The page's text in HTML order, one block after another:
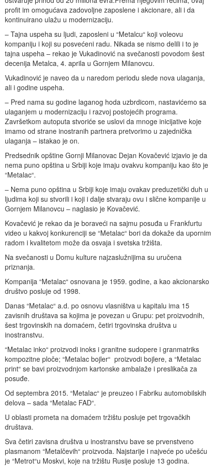
profit im omogućava zadovoljne zaposlene i akcionare, ali i da
kontinuirano ulažu u modernizaciju.
– Tajna uspeha su ljudi, zaposleni u “Metalcu“ koji voleovu
kompaniju i koji su posvećeni radu. Nikada se nismo delili i to je
tajna uspeha – rekao je Vukadinović na svečanosti povodom šest
decenija Metalca, 4. aprila u Gornjem Milanovcu.
Vukadinović je naveo da u naredom periodu slede nova ulaganja,
ali i godine uspeha.
– Pred nama su godine laganog hoda uzbrdicom, nastavićemo sa
ulaganjem u modernizaciju i razvoj postojećih programa.
Završetkom autoputa stvoriće se uslovi da mnoge inicijative koje
imamo od strane inostranih partnera pretvorimo u zajednička
ulaganja – istakao je on.
Predsednik opštine Gornji Milanovac Dejan Kovačević izjavio je da
nema puno opština u Srbiji koje imaju ovakvu kompaniju kao što je
“Metalac“.
– Nema puno opština u Srbiji koje imaju ovakav preduzetički duh u
ljudima koji su stvorili i koji i dalje stvaraju ovu i slične kompanije u
Gornjem Milanovcu – naglasio je Kovačević.
Kovačević je rekao da je boraveći na sajmu posuđa u Frankfurtu
video u kakvoj konkurenciji se “Metalac“ bori da dokaže da upornim
radom i kvalitetom može da osvaja i svetska tržišta.
Na svečanosti u Domu kulture najzaslužnijima su uručena
priznanja.
Kompanija “Metalac“ osnovana je 1959. godine, a kao akcionarsko
društvo posluje od 1998.
Danas “Metalac“ a.d. po osnovu vlasništva u kapitalu ima 15
zavisnih društava sa kojima je povezan u Grupu: pet proizvodnih,
šest trgovinskih na domaćem, četiri trgovinska društva u
inostranstvu.
“Metalac inko“ proizvodi inoks i granitne sudopere i granmatriks
kompozitne ploče; “Metalac bojler“ proizvodi bojlere, a “Metalac
print“ se bavi proizvodnjom kartonske ambalaže i preslikača za
posuđe.
Od septembra 2015. “Metalac“ je preuzeo i Fabriku automobilskih
delova – sada “Metalac FAD“.
U oblasti prometa na domaćem tržištu posluje pet trgovačkih
društava.
Sva četiri zavisna društva u inostranstvu bave se prvenstveno
plasmanom “Metalčevih“ proizvoda. Najstarije i najveće po učešću
je “Metrot“u Moskvi, koje na tržištu Rusije posluje 13 godina.